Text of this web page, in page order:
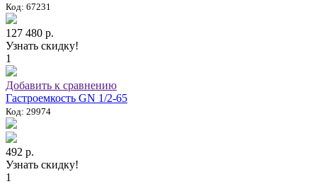
Код: 67231
127 480 р.
Узнать скидку!
1
Добавить к сравнению
Гастроемкость GN 1/2-65
Код: 29974
492 р.
Узнать скидку!
1